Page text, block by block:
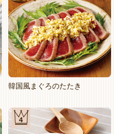
韓国風まぐろのたたき
4